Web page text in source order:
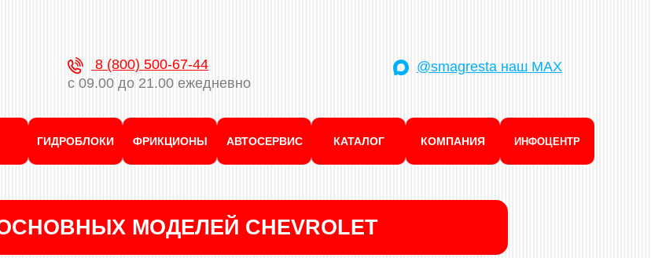
8 (800) 500-67-44
с 09.00 до 21.00 ежедневно
@smagresta наш MAX
ГИДРОБЛОКИ ФРИКЦИОНЫ АВТОСЕРВИС КАТАЛОГ КОМПАНИЯ ИНФОЦЕНТР
МОДЕЛЕЙ CHEVROLET